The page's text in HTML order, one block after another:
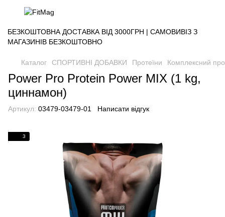
БЕЗКОШТОВНА ДОСТАВКА ВІД 3000ГРН | САМОВИВІЗ З
МАГАЗИНІВ БЕЗКОШТОВНО
Каталог СПОРТИВНІ ДОБАВКИ Протеїни Комплексний
Power Pro Protein Power MIX (1 kg,
циннамон)
Артикул: 03479-03479-01 Написати відгук
3